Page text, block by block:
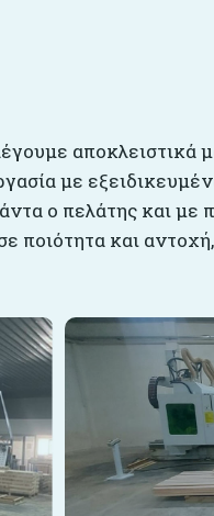
αποκλειστικά
με
ο πελάτης και με
ποιότητα και